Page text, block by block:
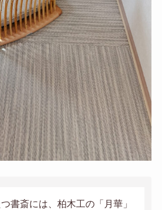
書斎には、柏木工の「月華」